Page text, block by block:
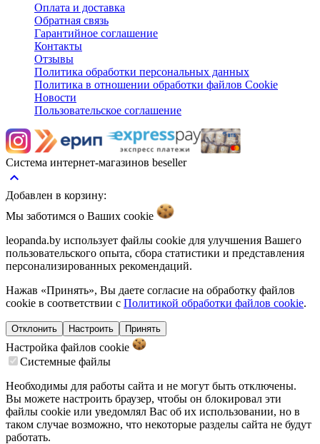
Оплата и доставка
Обратная связь
Гарантийное соглашение
Контакты
Отзывы
Политика обработки персональных данных
Политика в отношении обработки файлов Cookie
Новости
Пользовательское соглашение
Система интернет-магазинов beseller
keyboard_arrow_up
Добавлен в корзину:
Мы заботимся о Ваших cookie
leopanda.by использует файлы cookie для улучшения Вашего
пользовательского опыта, сбора статистики и представления
персонализированных рекомендаций.
Нажав «Принять», Вы даете согласие на обработку файлов
cookie в соответствии с Политикой обработки файлов cookie.
Отклонить Настроить Принять
Настройка файлов cookie
Системные файлы
Необходимы для работы сайта и не могут быть отключены.
Вы можете настроить браузер, чтобы он блокировал эти
файлы cookie или уведомлял Вас об их использовании, но в
таком случае возможно, что некоторые разделы сайта не будут
работать.